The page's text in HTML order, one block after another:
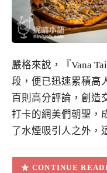
嚴格來說，『Vana
段，便已迅速累積高
百則高分評論，創造
打卡的網美們朝聖，
了水煙吸引人之外，
CONTINUE